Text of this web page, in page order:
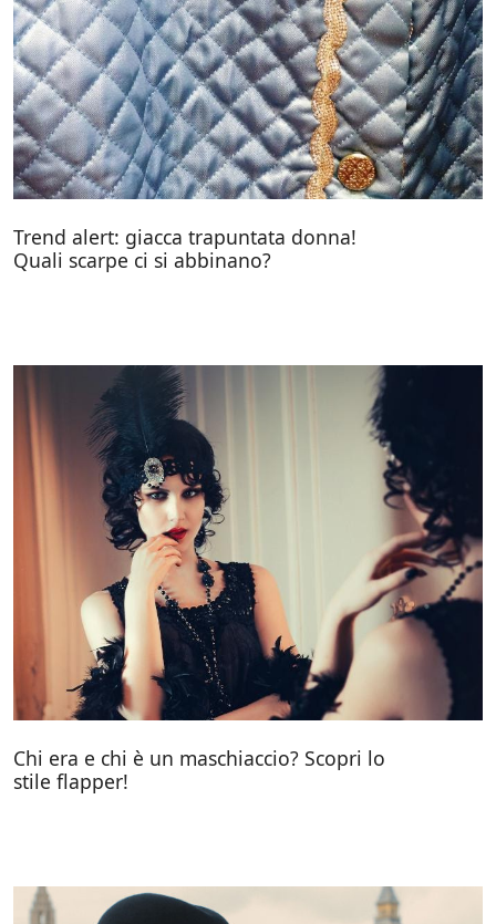
Trend alert: giacca trapuntata donna!
Quali scarpe ci si abbinano?
Chi era e chi è un maschiaccio? Scopri lo
stile flapper!